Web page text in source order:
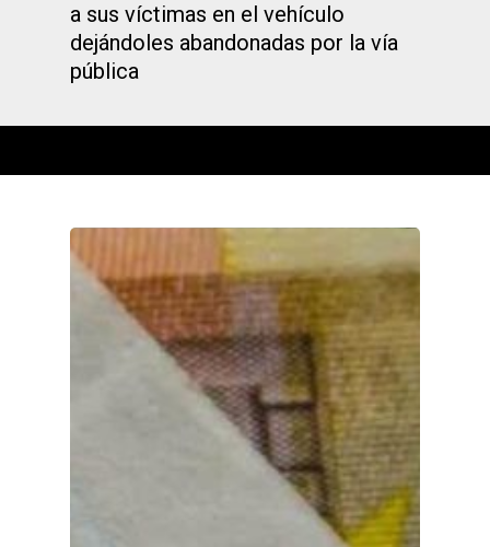
a sus víctimas en el vehículo
dejándoles abandonadas por la vía
pública